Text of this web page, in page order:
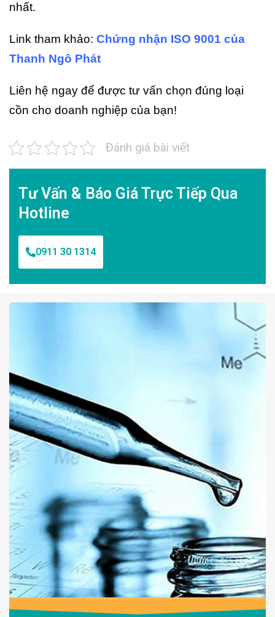
nhất.
Link tham khảo: Chứng nhận ISO 9001 của
Thanh Ngô Phát
Liên hệ ngay để được tư vấn chọn đúng loại
cồn cho doanh nghiệp của bạn!
Đánh giá bài viết
Tư Vấn & Báo Giá Trực Tiếp Qua
Hotline
0911 30 1314